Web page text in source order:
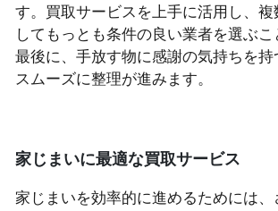
す。買取サービスを上手に活用し、
してもっとも条件の良い業者を選ぶこ
最後に、手放す物に感謝の気持ちを持
スムーズに整理が進みます。
家じまいに最適な買取サービス
家じまいを効率的に進めるためには